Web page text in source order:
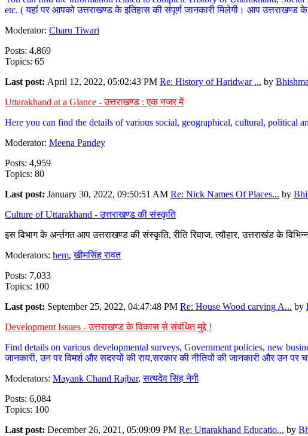
etc. ( यहां पर आपको उत्तराखण्ड के इतिहास की संपूर्ण जानकारी मिलेगी। आप उत्तराखण्ड
Moderator: Charu Tiwari
Posts: 4,869
Topics: 65
Last post: April 12, 2022, 05:02:43 PM Re: History of Haridwar ... by
Uttarakhand at a Glance - उत्तराखण्ड : एक नजर में
Here you can find the details of various social, geographical, cultural, political
Moderator: Meena Pandey
Posts: 4,959
Topics: 80
Last post: January 30, 2022, 09:50:51 AM Re: Nick Names Of Places... by
Culture of Uttarakhand - उत्तराखण्ड की संस्कृति
इस विभाग के अर्न्तगत आप उत्तराखण्ड की संस्कृति, रीति रिवाज, त्यौहार, उत्तराखंड के
Moderators: hem,खीमसिंह रावत
Posts: 7,033
Topics: 100
Last post: September 25, 2022, 04:47:48 PM Re: House Wood carving A... by
Development Issues - उत्तराखण्ड के विकास से संबंधित मुद्दे !
Find details on various developmental surveys, Government policies, new
जानकारी, उन पर विमर्श और सदस्यों की राय,सरकार की नीतियों की जानकारी और उन पर
Moderators: Mayank Chand Rajbar,सत्यदेव सिंह नेगी
Posts: 6,084
Topics: 100
Last post: December 26, 2021, 05:09:09 PM Re: Uttarakhand Educatio... by